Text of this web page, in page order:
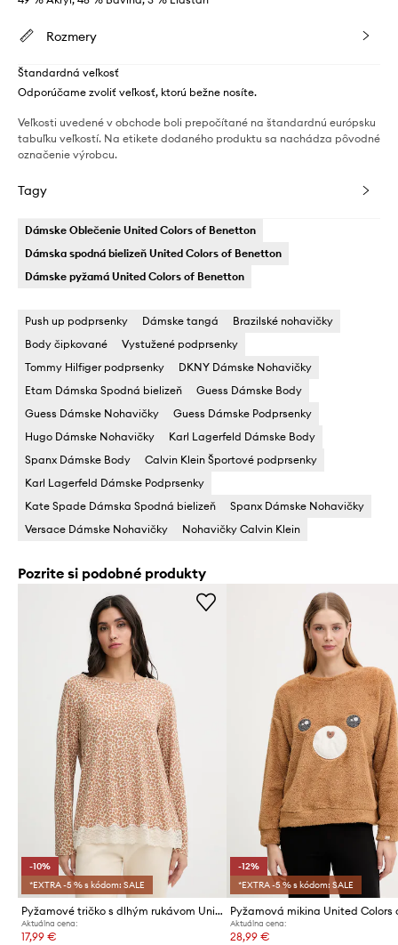
Rozmery
Štandardná veľkosť
Odporúčame zvoliť veľkosť, ktorú bežne nosíte.
Veľkosti uvedené v obchode boli prepočítané na štandardnú európsku
tabuľku veľkostí. Na etikete dodaného produktu sa nachádza pôvodné
označenie výrobcu.
Tagy
Dámske Oblečenie United Colors of Benetton
Dámska spodná bielizeň United Colors of Benetton
Dámske pyžamá United Colors of Benetton
Push up podprsenky Dámske tangá
Brazilské nohavičky
Body čipkované
Vystužené podprsenky
Tommy Hilfiger podprsenky
DKNY Dámske Nohavičky
Etam Dámska Spodná bielizeň
Guess Dámske Body
Guess Dámske Nohavičky
Guess Dámske Podprsenky
Hugo Dámske Nohavičky
Karl Lagerfeld Dámske Body
Spanx Dámske Body
Calvin Klein Športové podprsenky
Karl Lagerfeld Dámske Podprsenky
Kate Spade Dámska Spodná bielizeň
Spanx Dámske Nohavičky
Versace Dámske Nohavičky
Nohavičky Calvin Klein
Pozrite si podobné produkty
-10%
*EXTRA -5 % s kódom: SALE
Pyžamové tričko s dlhým rukávom United Colors of Benetton
Aktuálna cena:
17,99 €
-12%
*EXTRA -5 % s kódom: SALE
Aktuálna cena:
28,99 €